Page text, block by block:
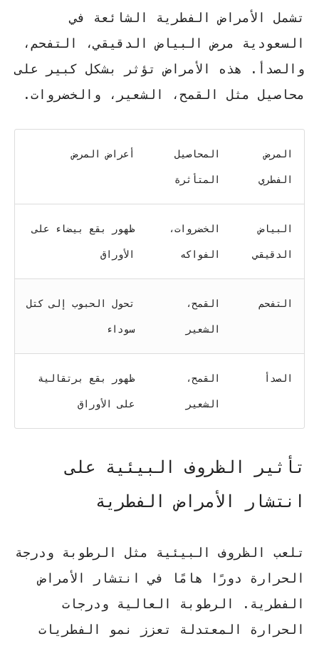
تشمل الأمراض الفطرية الشائعة في
السعودية مرض البياض الدقيقي، التفحم،
والصدأ. هذه الأمراض تؤثر بشكل كبير على
محاصيل مثل القمح، الشعير، والخضروات.
المرض
الفطري
المحاصيل
المتأثرة
أعراض المرض
البياض
الدقيقي
الخضروات،
الفواكه
ظهور بقع بيضاء على
الأوراق
التفحم القمح،
الشعير
تحول الحبوب إلى كتل
سوداء
الصدأ القمح،
الشعير
ظهور بقع برتقالية
على الأوراق
تأثير الظروف البيئية على
انتشار الأمراض الفطرية
تلعب الظروف البيئية مثل الرطوبة ودرجة
الحرارة دورًا هامًا في
انتشار الأمراض
الفطرية . الرطوبة العالية ودرجات
الحرارة المعتدلة تعزز نمو الفطريات